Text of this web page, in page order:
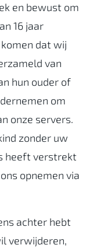
en bewust om
16 jaar
dat wij
van
hun ouder of
om
onze servers.
zonder uw
heeft verstrekt
opnemen via
achter hebt
verwijderen,